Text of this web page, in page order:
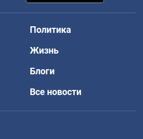
Политика
Жизнь
Блоги
Все новости